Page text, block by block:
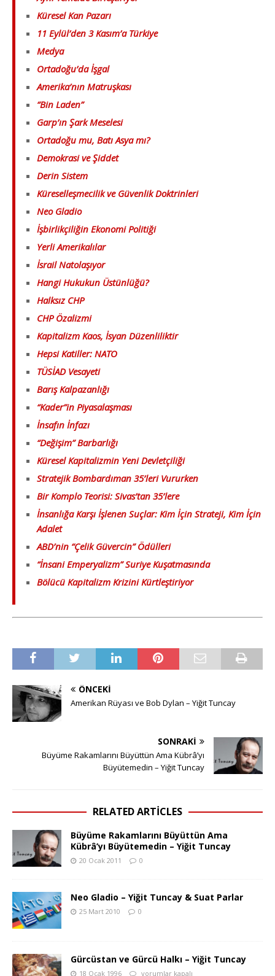
Küresel Kan Pazarı
11 Eylül’den 3 Kasım’a Türkiye
Medya
Ortadoğu’da İşgal
Amerika’nın Matruşkası
“Bin Laden”
Garp’ın Şark Meselesi
Ortadoğu mu, Batı Asya mı?
Demokrasi ve Şiddet
Derin Sistem
Küreselleşmecilik ve Güvenlik Doktrinleri
Neo Gladio
İşbirlikçiliğin Ekonomi Politiği
Yerli Amerikalılar
İsrail Natolaşıyor
Hangi Hukukun Üstünlüğü?
Halksız CHP
CHP Özalizmi
Kapitalizm Kaos, İsyan Düzenliliktir
Hepsi Katiller: NATO
TÜSİAD Vesayeti
Barış Kalpazanlığı
“Kader”in Piyasalaşması
İnsafın İnfazı
“Değişim” Barbarlığı
Küresel Kapitalizmin Yeni Devletçiliği
Stratejik Bombardıman 35’leri Vururken
Bir Komplo Teorisi: Sivas’tan 35’lere
İnsanlığa Karşı İşlenen Suçlar: Kim İçin Strateji, Kim İçin
Adalet
ABD’nin “Çelik Güvercin” Ödülleri
“İnsani Emperyalizm” Suriye Kuşatmasında
Bölücü Kapitalizm Krizini Kürtleştiriyor
ÖNCEKI
Amerikan Rüyası ve Bob Dylan – Yiğit Tuncay
SONRAKI
Büyüme Rakamlarını Büyüttün Ama Kübrâ’yı
Büyütemedin – Yiğit Tuncay
RELATED ARTICLES
Büyüme Rakamlarını Büyüttün Ama
Kübrâ’yı Büyütemedin – Yiğit Tuncay
20 Ocak 2011 0
Neo Gladio – Yiğit Tuncay & Suat Parlar
25 Mart 2010 0
Gürcüstan ve Gürcü Halkı – Yiğit Tuncay
18 Ocak 1996 yorumlar kapalı